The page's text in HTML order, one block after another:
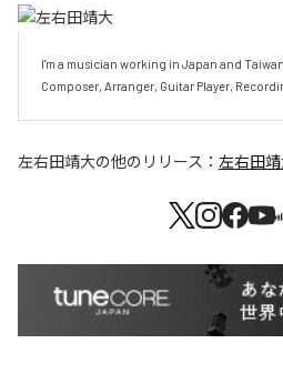
I'm a musician working in Japan and Taiwan.
Composer, Arranger, Guitar Player,
左右田靖大の他のリリース： 左右田